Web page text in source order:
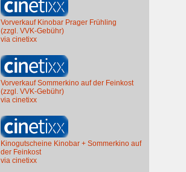
Vorverkauf Kinobar Prager Frühling
(zzgl. VVK-Gebühr)
via cinetixx
Vorverkauf Sommerkino auf der Feinkost
(zzgl. VVK-Gebühr)
via cinetixx
Kinogutscheine Kinobar + Sommerkino auf
der Feinkost
via cinetixx